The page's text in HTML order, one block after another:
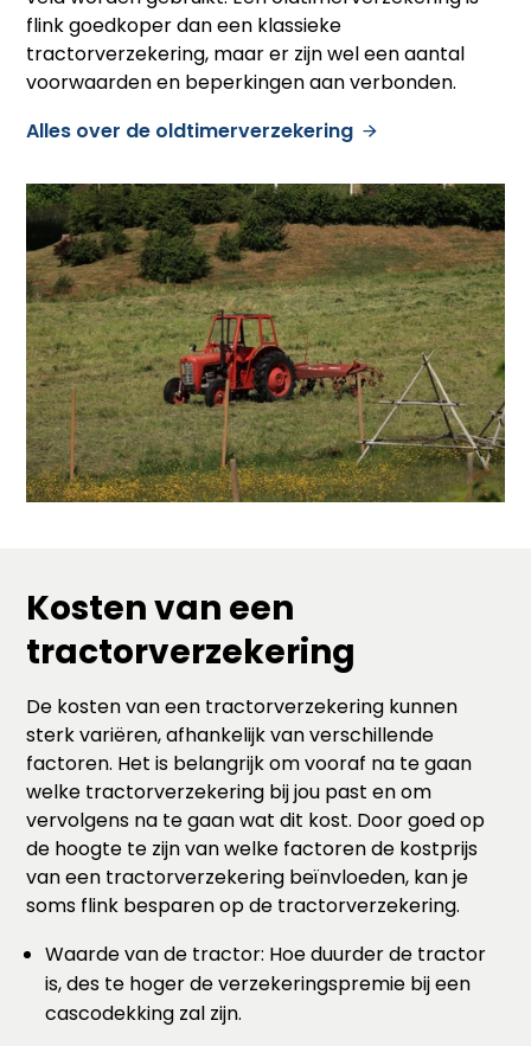
flink goedkoper dan een klassieke
tractorverzekering, maar er zijn wel een aantal
voorwaarden en beperkingen aan verbonden.
Alles over de oldtimerverzekering
Kosten van een
tractorverzekering
De kosten van een tractorverzekering kunnen
sterk variëren, afhankelijk van verschillende
factoren. Het is belangrijk om vooraf na te gaan
welke tractorverzekering bij jou past en om
vervolgens na te gaan wat dit kost. Door goed op
de hoogte te zijn van welke factoren de kostprijs
van een tractorverzekering beïnvloeden, kan je
soms flink besparen op de tractorverzekering.
Waarde van de tractor: Hoe duurder de tractor
is, des te hoger de verzekeringspremie bij een
cascodekking zal zijn.